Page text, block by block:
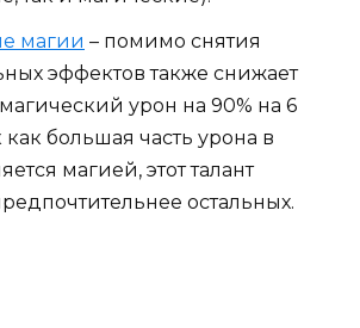
магии – помимо снятия
эффектов также снижает
урон на 90% на 6
как большая часть урона в
магией, этот талант
остальных.